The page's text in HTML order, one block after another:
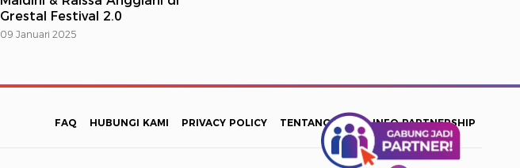
Grestal Festival 2.0
09 Januari 2025
FAQ HUBUNGI KAMI PRIVACY POLICY TENTANG KAMI INFO PARTNERSHIP